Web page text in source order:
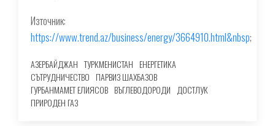
Източник:
https://www.trend.az/business/energy/3664910.html&nbsp;
АЗЕРБАЙДЖАН ТУРКМЕНИСТАН ЕНЕРГЕТИКА
СЪТРУДНИЧЕСТВО ПАРВИЗ ШАХБАЗОВ
ГУРБАНМАМЕТ ЕЛИЯСОВ ВЪГЛЕВОДОРОДИ
ДОСТЛУК
ПРИРОДЕН ГАЗ